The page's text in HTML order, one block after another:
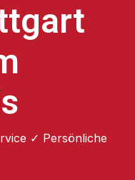
✓ Persönliche